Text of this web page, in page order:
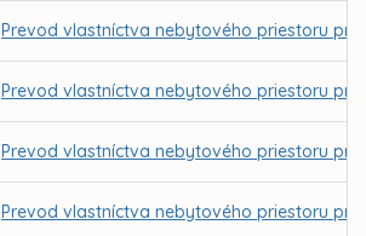
Prevod vlastníctva nebytového priestoru pre
Prevod vlastníctva nebytového priestoru pre
Prevod vlastníctva nebytového priestoru pre
Prevod vlastníctva nebytového priestoru pre